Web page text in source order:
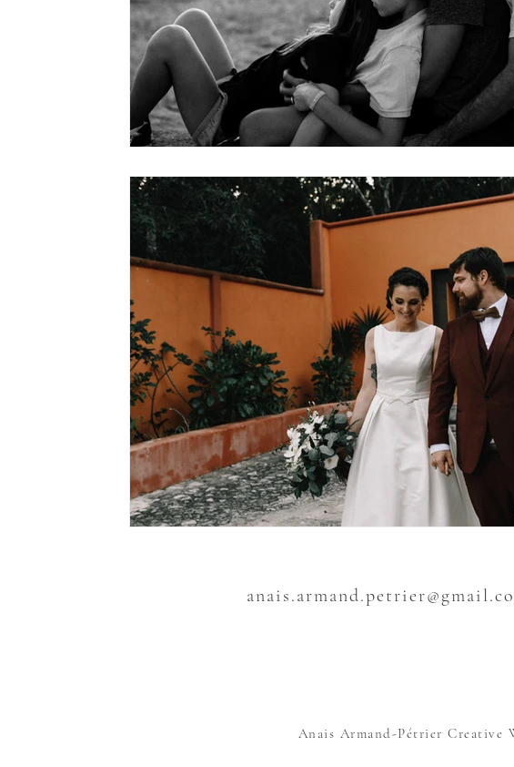
Anais Armand-Pétrier Creative